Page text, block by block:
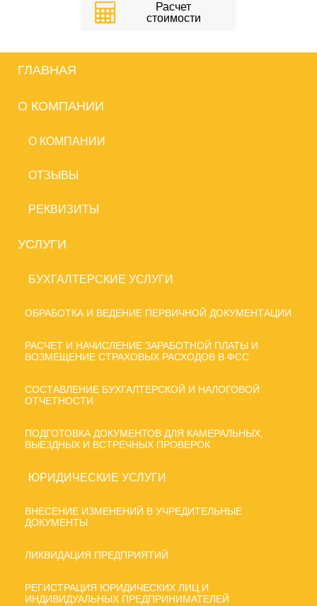
Расчет
стоимости
ГЛАВНАЯ
О КОМПАНИИ
О КОМПАНИИ
ОТЗЫВЫ
РЕКВИЗИТЫ
УСЛУГИ
БУХГАЛТЕРСКИЕ УСЛУГИ
ОБРАБОТКА И ВЕДЕНИЕ ПЕРВИЧНОЙ ДОКУМЕНТАЦИИ
РАСЧЕТ И НАЧИСЛЕНИЕ ЗАРАБОТНОЙ ПЛАТЫ И
ВОЗМЕЩЕНИЕ СТРАХОВЫХ РАСХОДОВ В ФСС
СОСТАВЛЕНИЕ БУХГАЛТЕРСКОЙ И НАЛОГОВОЙ
ОТЧЕТНОСТИ
ПОДГОТОВКА ДОКУМЕНТОВ ДЛЯ КАМЕРАЛЬНЫХ,
ВЫЕЗДНЫХ И ВСТРЕЧНЫХ ПРОВЕРОК
ЮРИДИЧЕСКИЕ УСЛУГИ
ВНЕСЕНИЕ ИЗМЕНЕНИЙ В УЧРЕДИТЕЛЬНЫЕ
ДОКУМЕНТЫ
ЛИКВИДАЦИЯ ПРЕДПРИЯТИЙ
РЕГИСТРАЦИЯ ЮРИДИЧЕСКИХ ЛИЦ И
ИНДИВИДУАЛЬНЫХ ПРЕДПРИНИМАТЕЛЕЙ